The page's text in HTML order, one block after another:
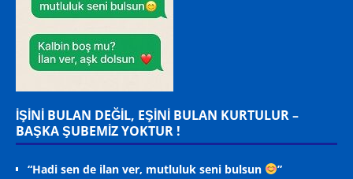
İŞİNİ BULAN DEĞİL, EŞİNİ BULAN KURTULUR –
BAŞKA ŞUBEMİZ YOKTUR !
“Hadi sen de ilan ver, mutluluk seni bulsun
”